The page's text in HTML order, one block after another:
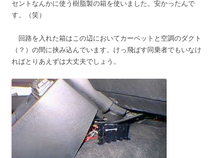
セントなんかに使う樹脂製の箱を使いました。安かったんで
す。（笑）
回路を入れた箱はこの辺においてカーペットと空調のダクト
（？）の間に挟み込んでいます。けっ飛ばす同乗者でもいなけ
ればとりあえずは大丈夫でしょう。